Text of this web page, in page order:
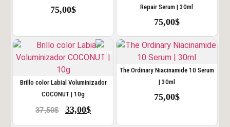
75,00$
Repair Serum | 30ml
75,00$
Brillo color Labial Voluminizador
COCONUT | 10g
37,50$ 33,00$
The Ordinary Niacinamide 10 Serum
| 30ml
75,00$